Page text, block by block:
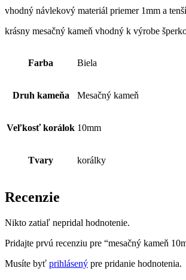
vhodný návlekový materiál priemer 1mm a tenší
krásny mesačný kameň vhodný k výrobe
Farba Biela
Druh kameňa Mesačný kameň
Veľkosť korálok 10mm
Tvary korálky
Recenzie
Nikto zatiaľ nepridal hodnotenie.
Pridajte prvú recenziu pre “mesačný kameň
Musíte byť prihlásený pre pridanie hodnotenia.